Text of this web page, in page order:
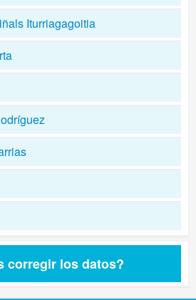
Iturriagagoitia
corregir los datos?